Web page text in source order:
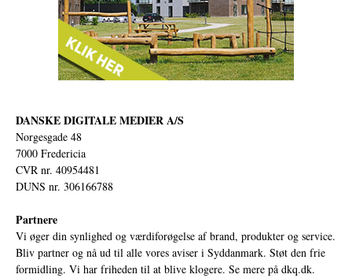
DANSKE DIGITALE MEDIER A/S
Norgesgade 48
7000 Fredericia
CVR nr. 40954481
DUNS nr. 306166788
Partnere
Vi øger din synlighed og værdiforøgelse af brand, produkter og service.
Bliv partner og nå ud til alle vores aviser i Syddanmark. Støt den frie
formidling. Vi har friheden til at blive klogere. Se mere på dkq.dk.